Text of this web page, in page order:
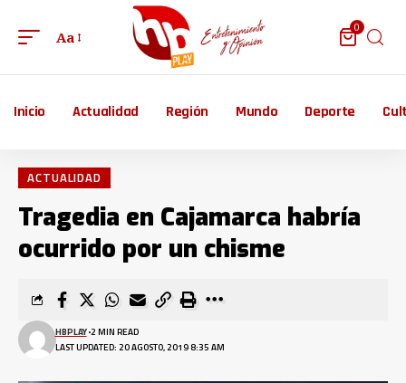
Aa
0
Inicio Actualidad Región Mundo Deporte
ACTUALIDAD
Tragedia en Cajamarca habría
ocurrido por un chisme
LAST UPDATED: 20 AGOSTO, 2019 8:35 AM
HBPLAY 2 MIN READ